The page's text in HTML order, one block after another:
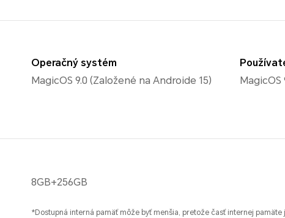
Operačný systém
MagicOS 9.0 (Založené na Androide 15)
MagicOS
8GB+256GB
*Dostupná interná pamäť môže byť menšia, pretože časť internej pamäte